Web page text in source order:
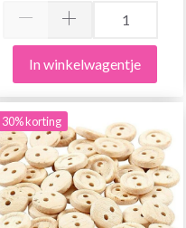
In winkelwagentje
30% korting